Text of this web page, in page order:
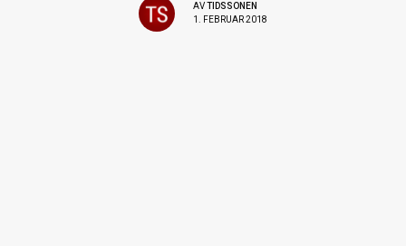
AVTIDSSONEN
1. FEBRUAR 2018